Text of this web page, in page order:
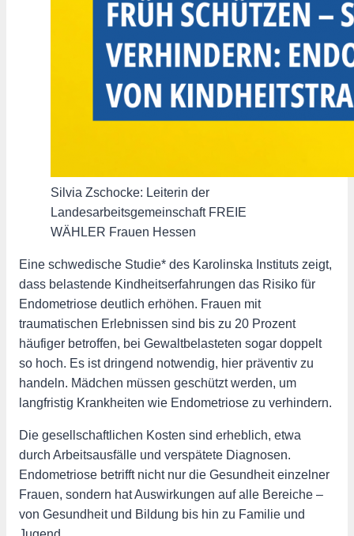
Silvia Zschocke: Leiterin der
Landesarbeitsgemeinschaft FREIE
WÄHLER Frauen Hessen
Eine schwedische Studie* des Karolinska Instituts zeigt,
dass belastende Kindheitserfahrungen das Risiko für
Endometriose deutlich erhöhen. Frauen mit
traumatischen Erlebnissen sind bis zu 20 Prozent
häufiger betroffen, bei Gewaltbelasteten sogar doppelt
so hoch. Es ist dringend notwendig, hier präventiv zu
handeln. Mädchen müssen geschützt werden, um
langfristig Krankheiten wie Endometriose zu verhindern.
Die gesellschaftlichen Kosten sind erheblich, etwa
durch Arbeitsausfälle und verspätete Diagnosen.
Endometriose betrifft nicht nur die Gesundheit einzelner
Frauen, sondern hat Auswirkungen auf alle Bereiche –
von Gesundheit und Bildung bis hin zu Familie und